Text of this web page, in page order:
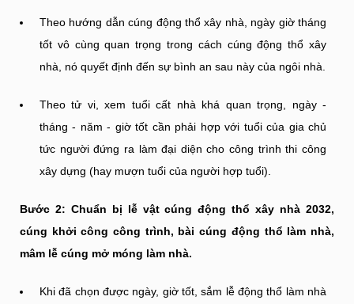
Theo hướng dẫn cúng động thổ xây nhà, ngày giờ tháng
tốt vô cùng quan trọng trong cách cúng động thổ xây
nhà, nó quyết định đến sự bình an sau này của ngôi nhà.
Theo tử vi, xem tuổi cất nhà khá quan trọng, ngày -
tháng - năm - giờ tốt cần phải hợp với tuổi của gia chủ
tức người đứng ra làm đại diện cho công trình thi công
xây dựng (hay mượn tuổi của người hợp tuổi).
Bước 2: Chuẩn bị lễ vật cúng động thổ xây nhà 2032,
cúng khởi công công trình, bài cúng động thổ làm nhà,
mâm lễ cúng mở móng làm nhà.
Khi đã chọn được ngày, giờ tốt, sắm lễ động thổ làm nhà